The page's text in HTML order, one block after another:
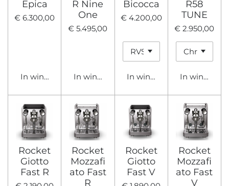
Epica
€ 6.300,00
In winkelwagen
R Nine
One
€ 5.495,00
In winkelwagen
Bicocca
€ 4.200,00
In winkelwagen
R58
TUNE
€ 2.950,00
In
Rocket
Giotto
Fast R
Rocket
Mozzafi
ato Fast
R
Rocket
Giotto
Fast V
Rocket
Mozzafi
ato Fast
V